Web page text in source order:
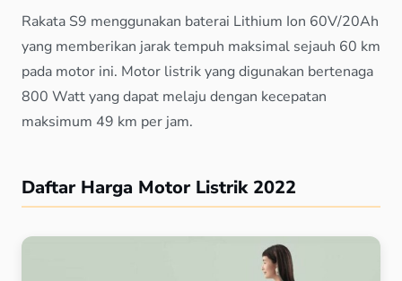
Rakata S9 menggunakan baterai Lithium Ion 60V/20Ah
yang memberikan jarak tempuh maksimal sejauh 60 km
pada motor ini. Motor listrik yang digunakan bertenaga
800 Watt yang dapat melaju dengan kecepatan
maksimum 49 km per jam.
Daftar Harga Motor Listrik 2022